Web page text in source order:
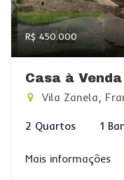
R$ 450.000
Casa à
Vila Zanela,
2 Quartos 1
Mais informações